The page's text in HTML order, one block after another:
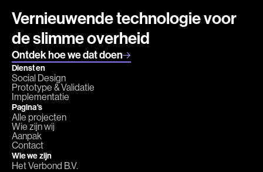
Vernieuwende technologie voor
de slimme overheid
Ontdek hoe we dat doen
Diensten
Social Design
Prototype & Validatie
Implementatie
Pagina's
Alle projecten
Wie zijn wij
Aanpak
Contact
Wie we zijn
Het Verbond B.V.